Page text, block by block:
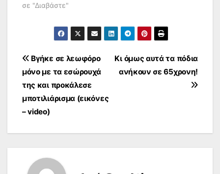
σε "Διαβάστε"
Πλοήγηση
άρθρων
Κι όμως αυτά τα πόδια
ανήκουν σε 65χρονη!
Βγήκε σε λεωφόρο
μόνο με τα εσώρουχά
της και προκάλεσε
μποτιλιάρισμα (εικόνες
– video)